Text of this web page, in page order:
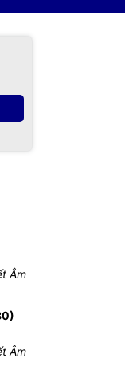
Âm
Âm